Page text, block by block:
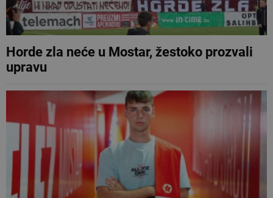
Horde zla neće u Mostar, žestoko prozvali
upravu